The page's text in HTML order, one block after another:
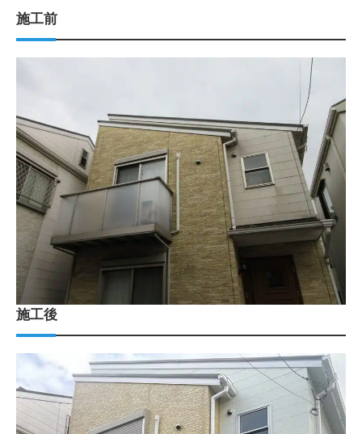
施工前
施工後